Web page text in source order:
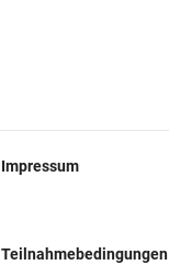
Impressum
Teilnahmebedingungen